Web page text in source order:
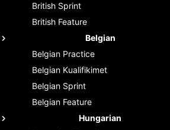
British Sprint
British Feature
Belgian
Belgian Practice
Belgian Kualifikimet
Belgian Sprint
Belgian Feature
Hungarian